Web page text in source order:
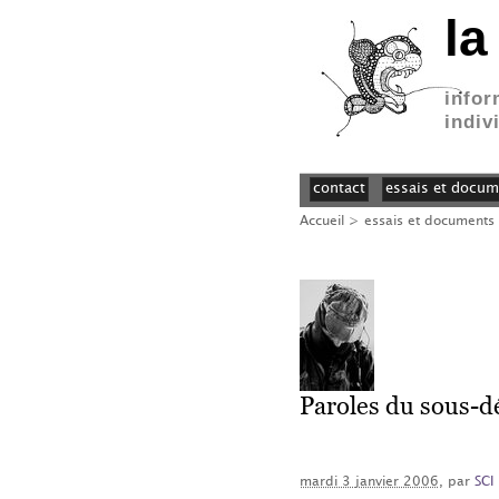
contact
essais et
Accueil> essais et documents
Paroles du sous-
mardi 3 janvier 2006, par